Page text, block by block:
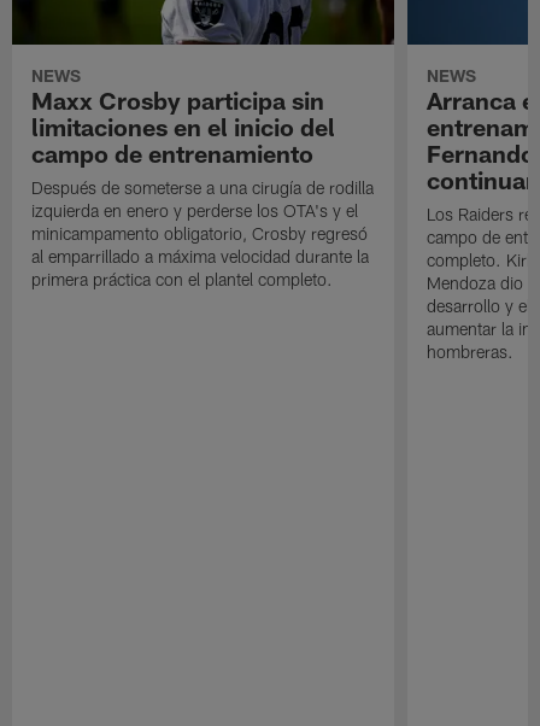
NEWS
Maxx Crosby participa sin
limitaciones en el inicio del
campo de entrenamiento
Después de someterse a una cirugía de rodilla
izquierda en enero y perderse los OTA's y el
minicampamento obligatorio, Crosby regresó
al emparrillado a máxima velocidad durante la
primera práctica con el plantel completo.
NEWS
Arranca
Los Raiders
campo de
completo. Kirk
Mendoza dio
desarrollo y el
aumentar la
hombreras.